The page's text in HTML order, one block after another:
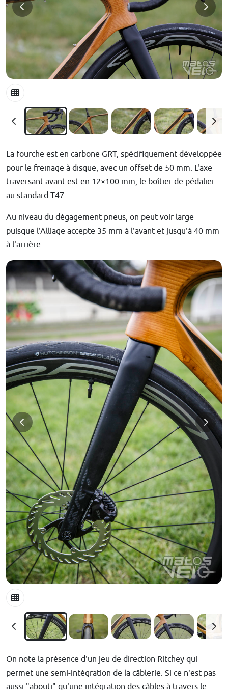
La fourche est en carbone GRT, spécifiquement développée
pour le freinage à disque, avec un offset de 50 mm. L'axe
traversant avant est en 12×100 mm, le boîtier de pédalier
au standard T47.
Au niveau du dégagement pneus, on peut voir large
puisque l'Alliage accepte 35 mm à l'avant et jusqu'à 40 mm
à l'arrière.
On note la présence d'un jeu de direction Ritchey qui
permet une semi-intégration de la câblerie. Si ce n'est pas
aussi "abouti" qu'une intégration des câbles à travers le